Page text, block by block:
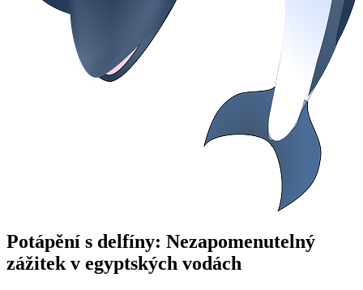
Potápění s delfíny: Nezapomenutelný
zážitek v egyptských vodách